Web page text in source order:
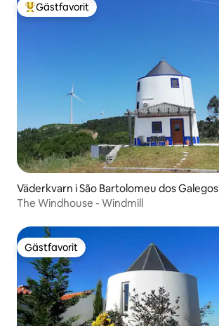
Populär gästfavorit
Gästfavorit
Väderkvarn i São Bartolomeu dos Galegos
The Windhouse - Windmill
Gästfavorit
Gästfavorit